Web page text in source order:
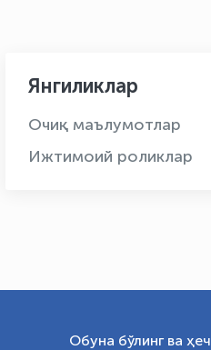
Янгиликлар
Очиқ маълумотлар
Ижтимоий роликлар
Обуна бўлинг ва ҳеч
Онлайн · olympic.uz